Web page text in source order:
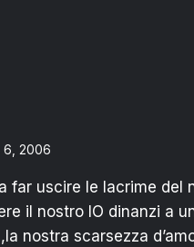
6, 2006
far uscire le lacrime
il nostro IO dinanzi a
nostra scarsezza